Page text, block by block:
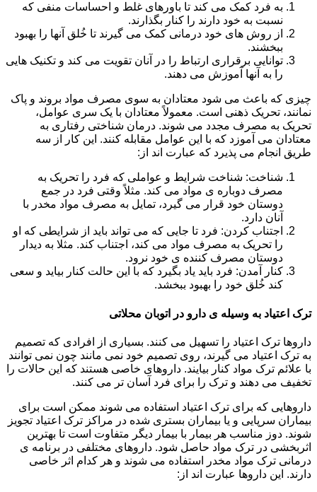
به فرد کمک می کند تا باورهای غلط و احساسات منفی که
نسبت به خود دارند را کنار بگذارند.
از روش های خود درمانی کمک می گیرند تا خُلق آنها را بهبود
ببخشند.
توانایی برقراری ارتباط را در آنان تقویت می کند و تکنیک هایی
را به آنها آموزش می دهند.
چیزی که باعث می شود معتادان به سوی مصرف مواد بروند و پاک
نمانند، تحریک ذهنی است. معمولاً معتادان با یک سری عوامل،
تحریک به مصرف مجدد می شوند. درمان شناختی رفتاری به
معتادان می آموزد که با این عوامل مقابله کنند. این کار از سه
طریق انجام می پذیرد که عبارت اند از:
شناخت: شناخت شرایط و عواملی که فرد را تحریک به
مصرف دوباره ی مواد می کند. مثلاً وقتی فرد در جمع
دوستان خود قرار می گیرد، تمایل به مصرف مواد مخدر با
آنان دارد.
اجتناب کردن: فرد تا جایی که می تواند باید از شرایطی که او
را تحریک به مصرف مواد می کند، اجتناب کند. مثلا به دیدار
دوستان مصرف کننده ی خود نرود.
کنار آمدن: فرد باید یاد بگیرد که با این حالت کنار بیاید و سعی
کند خُلق خود را بهبود ببخشد.
ترک اعتیاد به وسیله ی دارو در اتوبان محلاتی
داروها ترک اعتیاد را تسهیل می کنند. بسیاری از افرادی که تصمیم
به ترک اعتیاد می گیرند، روی تصمیم خود نمی مانند چون نمی توانند
با علائم ترک مواد کنار بیایند. داروهای خاصی هستند که این حالات را
تخفیف می دهند و ترک را برای فرد آسان تر می کنند.
داروهایی که برای ترک اعتیاد استفاده می شوند ممکن است برای
بیماران سرپایی و یا بیماران بستری شده در مراکز ترک اعتیاد تجویز
شوند. دوز مناسب هر بیمار با بیمار دیگر متفاوت است تا بهترین
اثربخشی در ترک مواد حاصل شود. داروهای مختلفی در برنامه ی
درمانی ترک مواد مخدر استفاده می شوند و هر کدام اثر خاصی
دارند. این داروها عبارت اند از: